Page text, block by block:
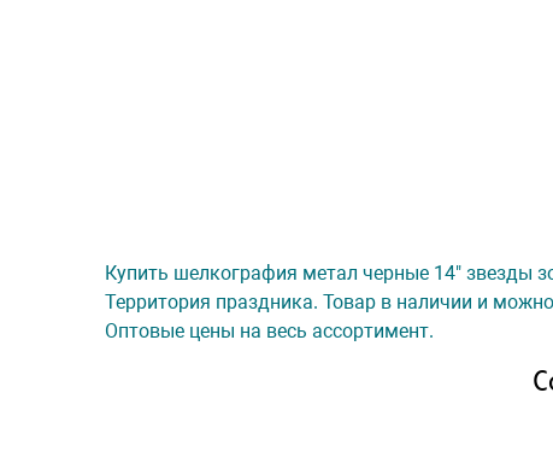
Купить шелкография метал черные 14" звезды
Территория праздника. Товар в наличии и
Оптовые цены на весь ассортимент.